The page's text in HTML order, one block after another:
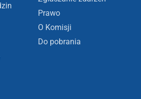
Prawo
O Komisji
Do pobrania